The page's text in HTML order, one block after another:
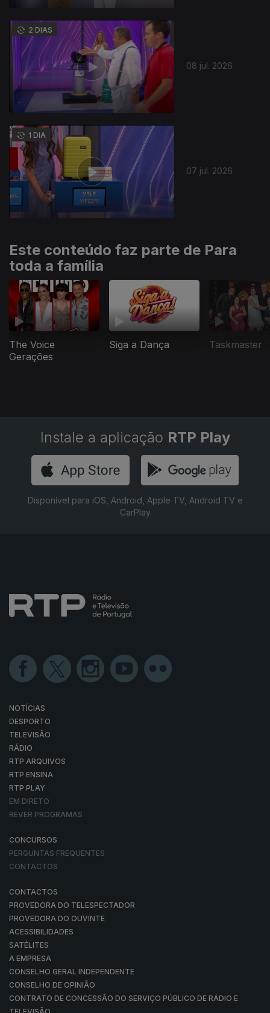
2 DIAS
08 jul. 2026
1 DIA
07 jul. 2026
941220
Este conteúdo faz parte de Para
toda a família
The Voice
Gerações
Siga a Dança Taskmaster
Instale a aplicação RTP Play
Disponível para iOS, Android, Apple TV, Android TV e
CarPlay
NOTÍCIAS
DESPORTO
TELEVISÃO
RÁDIO
RTP ARQUIVOS
RTP ENSINA
RTP PLAY
EM DIRETO
REVER PROGRAMAS
CONCURSOS
PERGUNTAS FREQUENTES
CONTACTOS
CONTACTOS
PROVEDORA DO TELESPECTADOR
PROVEDORA DO OUVINTE
ACESSIBILIDADES
SATÉLITES
A EMPRESA
CONSELHO GERAL INDEPENDENTE
CONSELHO DE OPINIÃO
CONTRATO DE CONCESSÃO DO SERVIÇO PÚBLICO DE RÁDIO E